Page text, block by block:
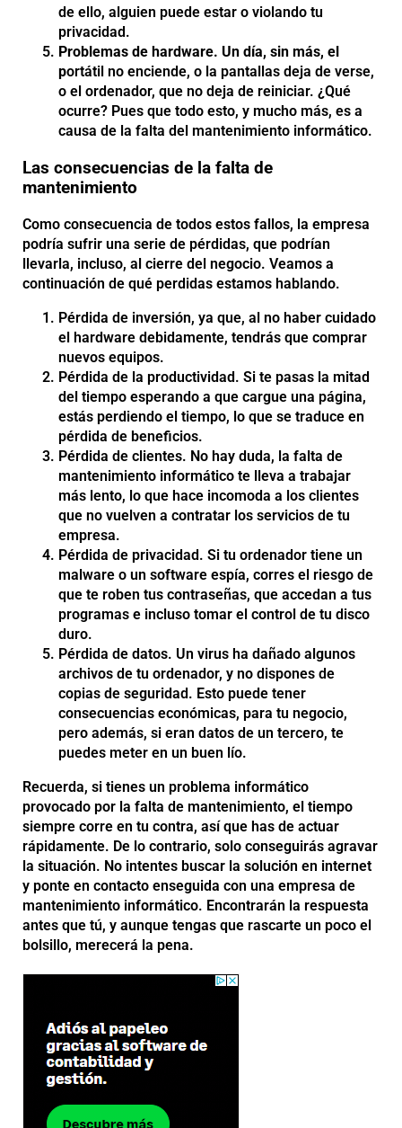
de ello, alguien puede estar o violando tu
privacidad.
Problemas de hardware. Un día, sin más, el
portátil no enciende, o la pantallas deja de verse,
o el ordenador, que no deja de reiniciar. ¿Qué
ocurre? Pues que todo esto, y mucho más, es a
causa de la falta del mantenimiento informático.
Las consecuencias de la falta de
mantenimiento
Como consecuencia de todos estos fallos, la empresa
podría sufrir una serie de pérdidas, que podrían
llevarla, incluso, al cierre del negocio. Veamos a
continuación de qué perdidas estamos hablando.
Pérdida de inversión, ya que, al no haber cuidado
el hardware debidamente, tendrás que comprar
nuevos equipos.
Pérdida de la productividad. Si te pasas la mitad
del tiempo esperando a que cargue una página,
estás perdiendo el tiempo, lo que se traduce en
pérdida de beneficios.
Pérdida de clientes. No hay duda, la falta de
mantenimiento informático te lleva a trabajar
más lento, lo que hace incomoda a los clientes
que no vuelven a contratar los servicios de tu
empresa.
Pérdida de privacidad. Si tu ordenador tiene un
malware o un software espía, corres el riesgo de
que te roben tus contraseñas, que accedan a tus
programas e incluso tomar el control de tu disco
duro.
Pérdida de datos. Un virus ha dañado algunos
archivos de tu ordenador, y no dispones de
copias de seguridad. Esto puede tener
consecuencias económicas, para tu negocio,
pero además, si eran datos de un tercero, te
puedes meter en un buen lío.
Recuerda, si tienes un problema informático
provocado por la falta de mantenimiento, el tiempo
siempre corre en tu contra, así que has de actuar
rápidamente. De lo contrario, solo conseguirás agravar
la situación. No intentes buscar la solución en internet
y ponte en contacto enseguida con una empresa de
mantenimiento informático. Encontrarán la respuesta
antes que tú, y aunque tengas que rascarte un poco el
bolsillo, merecerá la pena.